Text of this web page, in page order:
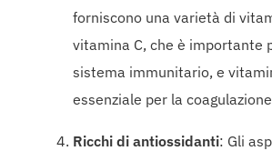
forniscono una varietà di
vitamina C, che è importante
sistema immunitario, e
essenziale per la
Ricchi di antiossidanti: Gli